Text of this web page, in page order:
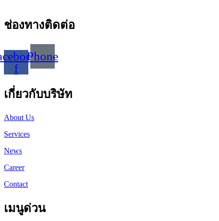
ช่องทางติดต่อ
f
Phone
เกี่ยวกับบริษัท
About Us
Services
News
Career
Contact
เมนูด่วน